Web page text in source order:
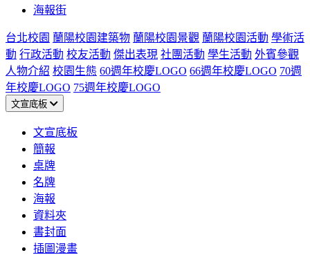
海報街
台北校園 蘭陽校園建築物 蘭陽校園景觀 蘭陽校園活動 學術活
動 行政活動 校友活動 傑出表現 社團活動 學生活動 外賓參觀
人物介紹 校園生態 60週年校慶LOGO 66週年校慶LOGO 70週
年校慶LOGO 75週年校慶LOGO
文宣底板
文宣底板
簡報
桌牌
名牌
海報
資料夾
書封面
插圖漫畫